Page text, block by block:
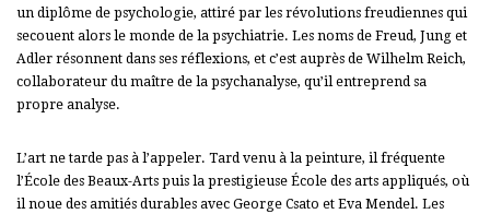
un diplôme de psychologie, attiré par les révolutions freudiennes qui
secouent alors le monde de la psychiatrie. Les noms de Freud, Jung et
Adler résonnent dans ses réflexions, et c’est auprès de Wilhelm Reich,
collaborateur du maître de la psychanalyse, qu’il entreprend sa
propre analyse.
L’art ne tarde pas à l’appeler. Tard venu à la peinture, il fréquente
l’École des Beaux-Arts puis la prestigieuse École des arts appliqués, où
il noue des amitiés durables avec George Csato et Eva Mendel. Les